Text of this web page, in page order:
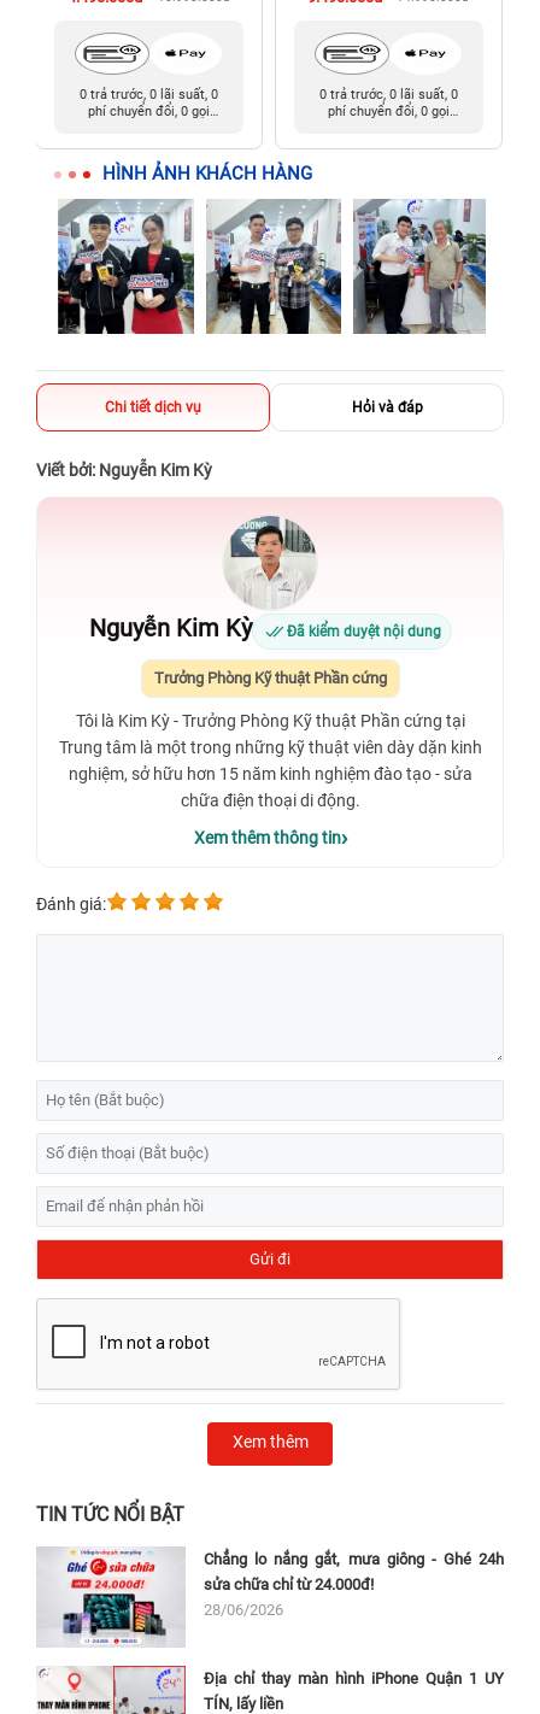
0 trả trước, 0 lãi suất, 0
phí chuyển đổi, 0 gọi
0 trả trước, 0 lãi suất, 0
phí chuyển đổi, 0 gọi
HÌNH ẢNH KHÁCH HÀNG
Chi tiết dịch vụ Hỏi và đáp
Viết bởi: Nguyễn Kim Kỳ
Nguyễn Kim Kỳ Đã kiểm duyệt nội dung
Trưởng Phòng Kỹ thuật Phần cứng
Tôi là Kim Kỳ - Trưởng Phòng Kỹ thuật Phần cứng tại
Trung tâm là một trong những kỹ thuật viên dày dặn kinh
nghiệm, sở hữu hơn 15 năm kinh nghiệm đào tạo - sửa
chữa điện thoại di động.
Xem thêm thông tin
Đánh giá:
Xem thêm
TIN TỨC NỔI BẬT
Chẳng lo nắng gắt, mưa giông - Ghé 24h
sửa chữa chỉ từ 24.000đ!
28/06/2026
Địa chỉ thay màn hình iPhone Quận 1 UY
TÍN, lấy liền